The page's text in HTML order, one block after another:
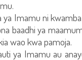
Imamu ni
baadhi ya
wao kwa pamoja.
ya Imamu au